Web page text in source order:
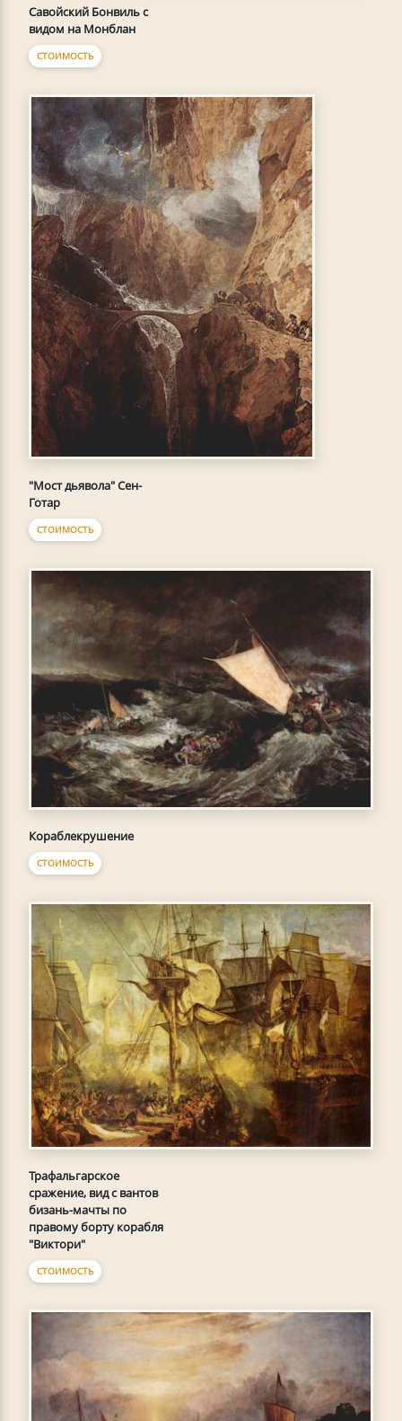
Савойский Бонвиль с
видом на Монблан
СТОИМОСТЬ
"Мост дьявола" Сен-
Готар
СТОИМОСТЬ
Кораблекрушение
СТОИМОСТЬ
Трафальгарское
сражение, вид с вантов
бизань-мачты по
правому борту корабля
"Виктори"
СТОИМОСТЬ